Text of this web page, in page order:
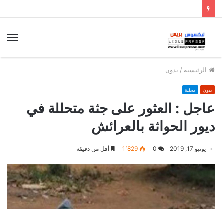
الرئيسية / بدون
بدون محلية
عاجل : العثور على جثة متحللة في
ديور الحواثة بالعرائش
يونيو 17, 2019 1٬829 أقل من دقيقة